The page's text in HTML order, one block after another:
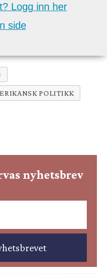
Logg inn her
side
POLITIKK
nyhetsbrev